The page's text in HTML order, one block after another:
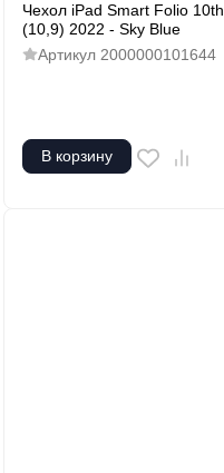
Чехол iPad Smart Folio 10th
(10,9) 2022 - Sky Blue
Артикул 2000000101644
В корзину